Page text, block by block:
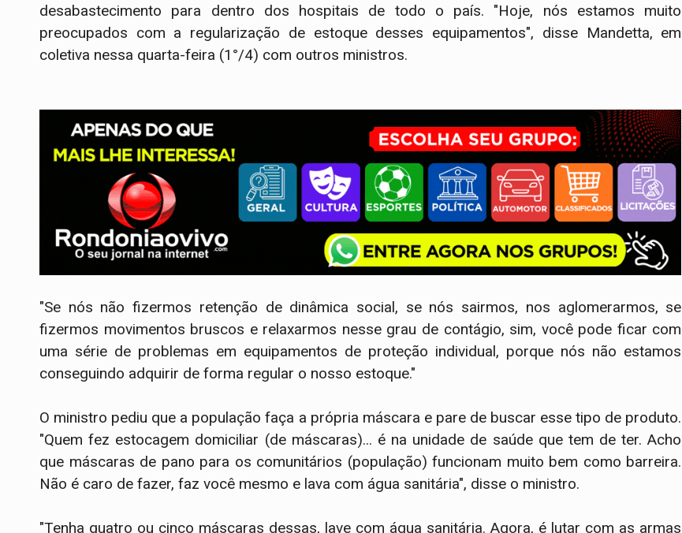
desabastecimento para dentro dos hospitais de todo o país. "Hoje, nós estamos muito
preocupados com a regularização de estoque desses equipamentos", disse Mandetta, em
coletiva nessa quarta-feira (1°/4) com outros ministros.
"Se nós não fizermos retenção de dinâmica social, se nós sairmos, nos aglomerarmos, se
fizermos movimentos bruscos e relaxarmos nesse grau de contágio, sim, você pode ficar com
uma série de problemas em equipamentos de proteção individual, porque nós não estamos
conseguindo adquirir de forma regular o nosso estoque."
O ministro pediu que a população faça a própria máscara e pare de buscar esse tipo de produto.
"Quem fez estocagem domiciliar (de máscaras)... é na unidade de saúde que tem de ter. Acho
que máscaras de pano para os comunitários (população) funcionam muito bem como barreira.
Não é caro de fazer, faz você mesmo e lava com água sanitária", disse o ministro.
"Tenha quatro ou cinco máscaras dessas, lave com água sanitária. Agora, é lutar com as armas